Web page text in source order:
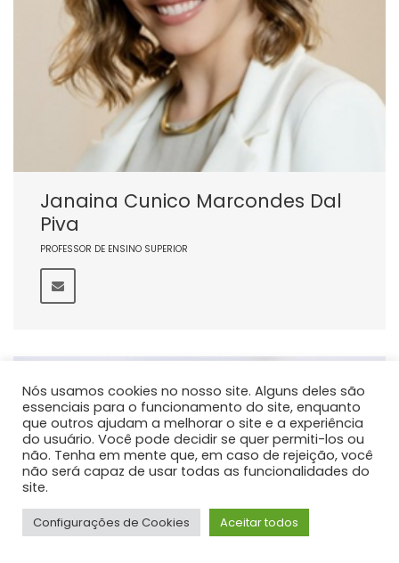
Janaina Cunico Marcondes Dal
Piva
PROFESSOR DE ENSINO SUPERIOR
Nós usamos cookies no nosso site. Alguns deles são
essenciais para o funcionamento do site, enquanto
que outros ajudam a melhorar o site e a experiência
do usuário. Você pode decidir se quer permiti-los ou
não. Tenha em mente que, em caso de rejeição, você
não será capaz de usar todas as funcionalidades do
site.
Configurações de Cookies Aceitar todos